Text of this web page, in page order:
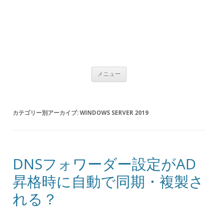
メニュー コンテンツへ移動
カテゴリー別アーカイブ: WINDOWS SERVER 2019
DNSフォワーダー設定がAD
昇格時に自動で同期・複製さ
れる？